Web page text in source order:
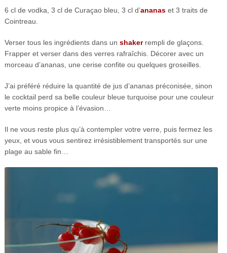
6 cl de vodka, 3 cl de Curaçao bleu, 3 cl d’ananaset 3 traits de
Cointreau.
Verser tous les ingrédients dans un shakerrempli de glaçons.
Frapper et verser dans des verres rafraîchis. Décorer avec un
morceau d’ananas, une cerise confite ou quelques groseilles.
J’ai préféré réduire la quantité de jus d’ananas préconisée, sinon
le cocktail perd sa belle couleur bleue turquoise pour une couleur
verte moins propice à l’évasion…
Il ne vous reste plus qu’à contempler votre verre, puis fermez les
yeux, et vous vous sentirez irrésistiblement transportés sur une
plage au sable fin…